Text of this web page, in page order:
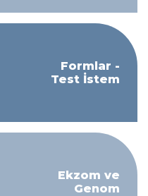
Formlar -
Test İstem
Ekzom ve
Genom